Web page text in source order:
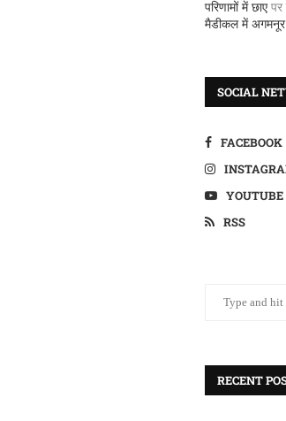
परिणामों में छाएपर
मैडीकल में अगमनूर
SOCIAL
FACEBOOK
YOUTUBE
RSS
RECENT